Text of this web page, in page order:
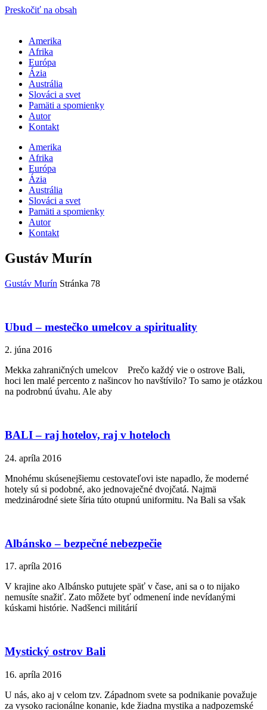
Preskočiť na obsah
Amerika
Afrika
Európa
Ázia
Austrália
Slováci a svet
Pamäti a spomienky
Autor
Kontakt
Amerika
Afrika
Európa
Ázia
Austrália
Slováci a svet
Pamäti a spomienky
Autor
Kontakt
Gustáv Murín
Gustáv Murín Stránka 78
Ubud – mestečko umelcov a spirituality
2. júna 2016
Mekka zahraničných umelcov Prečo každý vie o ostrove Bali,
hoci len malé percento z našincov ho navštívilo? To samo je otázkou
na podrobnú úvahu. Ale aby
BALI – raj hotelov, raj v hoteloch
24. apríla 2016
Mnohému skúsenejšiemu cestovateľovi iste napadlo, že moderné
hotely sú si podobné, ako jednovaječné dvojčatá. Najmä
medzinárodné siete šíria túto otupnú uniformitu. Na Bali sa však
Albánsko – bezpečné nebezpečie
17. apríla 2016
V krajine ako Albánsko putujete späť v čase, ani sa o to nijako
nemusíte snažiť. Zato môžete byť odmenení inde nevídanými
kúskami histórie. Nadšenci militárií
Mystický ostrov Bali
16. apríla 2016
U nás, ako aj v celom tzv. Západnom svete sa podnikanie považuje
za vysoko racionálne konanie, kde žiadna mystika a nadpozemské